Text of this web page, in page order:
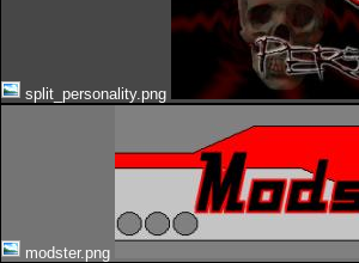
split_personality.png
modster.png